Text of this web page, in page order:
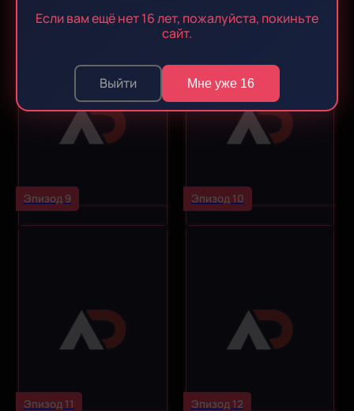
Если вам ещё нет 16 лет, пожалуйста, покиньте
сайт.
Выйти Мне уже 16
Эпизод 9 Эпизод 10
Эпизод 11 Эпизод 12